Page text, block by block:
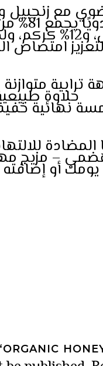
مع زنجبيل
مزيجٌ رائعٌ
ترابية
• حلاوة
نهائية
المضادة
هضمي – مزيج
يومك أو